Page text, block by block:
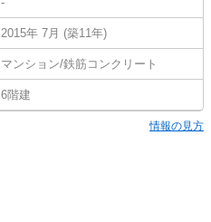
2015年 7月 (築11年)
マンション/鉄筋コンクリート
6階建
情報の見方